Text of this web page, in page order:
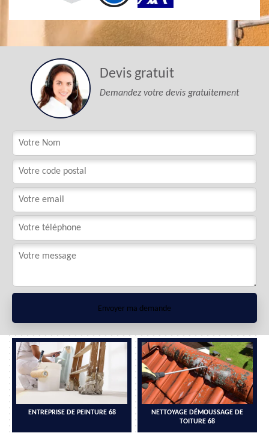
Devis gratuit
Demandez votre devis gratuitement
ENTREPRISE DE PEINTURE 68
NETTOYAGE DÉMOUSSAGE DE
TOITURE 68